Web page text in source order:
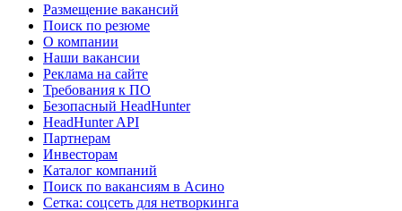
Размещение вакансий
Поиск по резюме
О компании
Наши вакансии
Реклама на сайте
Требования к ПО
Безопасный HeadHunter
HeadHunter API
Партнерам
Инвесторам
Каталог компаний
Поиск по вакансиям в Асино
Сетка: соцсеть для нетворкинга